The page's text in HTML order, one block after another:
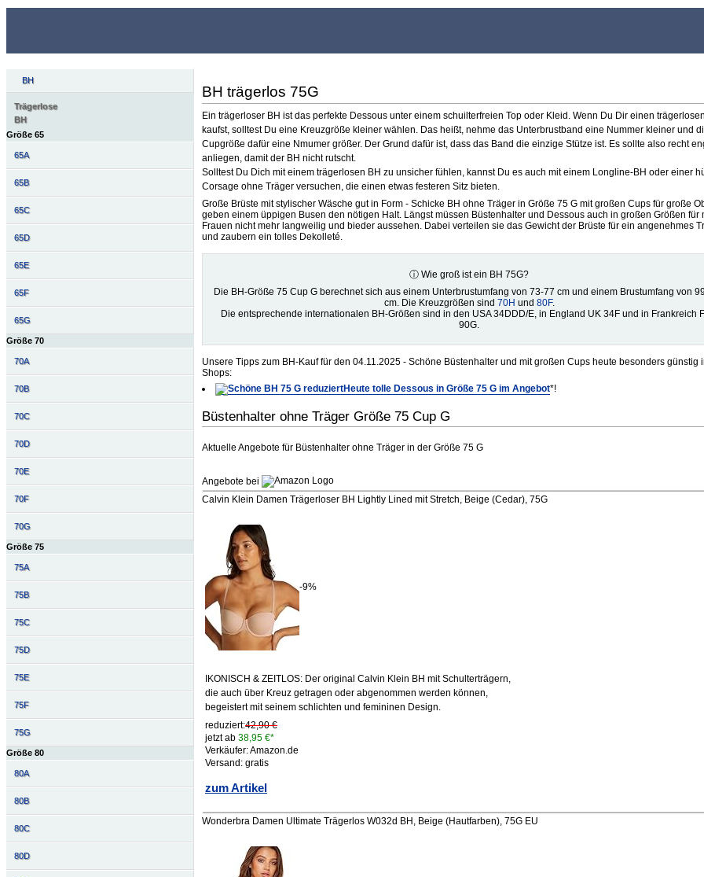
BH
Trägerlose
BH
Größe 65
65A
65B
65C
65D
65E
65F
65G
Größe 70
70A
70B
70C
70D
70E
70F
70G
Größe 75
75A
75B
75C
75D
75E
75F
75G
Größe 80
80A
80B
80C
80D
BH trägerlos 75G
Ein trägerloser BH ist das perfekte Dessous unter einem schuilterfreien Top oder Kleid. Wenn Du Dir einen
kaufst, solltest Du eine Kreuzgröße kleiner wählen. Das heißt, nehme das Unterbrustband eine Nummer kleiner und
Cupgröße dafür eine Nmumer größer. Der Grund dafür ist, dass das Band die einzige Stütze ist. Es sollte also recht
anliegen, damit der BH nicht rutscht.
Solltest Du Dich mit einem trägerlosen BH zu unsicher fühlen, kannst Du es auch mit einem Longline-BH oder einer
Corsage ohne Träger versuchen, die einen etwas festeren Sitz bieten.
Große Brüste mit stylischer Wäsche gut in Form - Schicke BH ohne Träger in Größe 75 G mit großen Cups für große
geben einem üppigen Busen den nötigen Halt. Längst müssen Büstenhalter und Dessous auch in großen Größen für
Frauen nicht mehr langweilig und bieder aussehen. Dabei verteilen sie das Gewicht der Brüste für ein angenehmes
und zaubern ein tolles Dekolleté.
ⓘ Wie groß ist ein BH 75G?
Die BH-Größe 75 Cup G berechnet sich aus einem Unterbrustumfang von 73-77 cm und einem Brustumfang von
cm. Die Kreuzgrößen sind 70H und 80F.
Die entsprechende internationalen BH-Größen sind in den USA 34DDD/E, in England UK 34F und in Frankreich
90G.
Unsere Tipps zum BH-Kauf für den 04.11.2025 - Schöne Büstenhalter und mit großen Cups heute besonders günstig
Shops:
Heute tolle Dessous in Größe 75 G im Angebot*!
Büstenhalter ohne Träger Größe 75 Cup G
Aktuelle Angebote für Büstenhalter ohne Träger in der Größe 75 G
Angebote bei
Calvin Klein Damen Trägerloser BH Lightly Lined mit Stretch, Beige (Cedar), 75G
-9%
IKONISCH & ZEITLOS: Der original Calvin Klein BH mit Schulterträgern,
die auch über Kreuz getragen oder abgenommen werden können,
begeistert mit seinem schlichten und femininen Design.
reduziert:42,90 €
jetzt ab38,95 €*
Verkäufer: Amazon.de
Versand: gratis
zum Artikel
Wonderbra Damen Ultimate Trägerlos W032d BH, Beige (Hautfarben), 75G EU